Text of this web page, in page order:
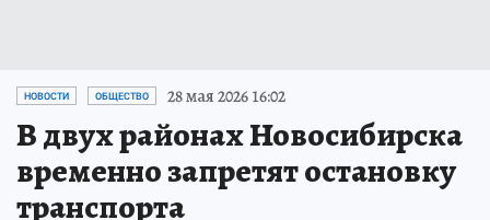
НОВОСТИ ОБЩЕСТВО 28 мая 2026 16:02
В двух районах Новосибирска
временно запретят остановку
транспорта